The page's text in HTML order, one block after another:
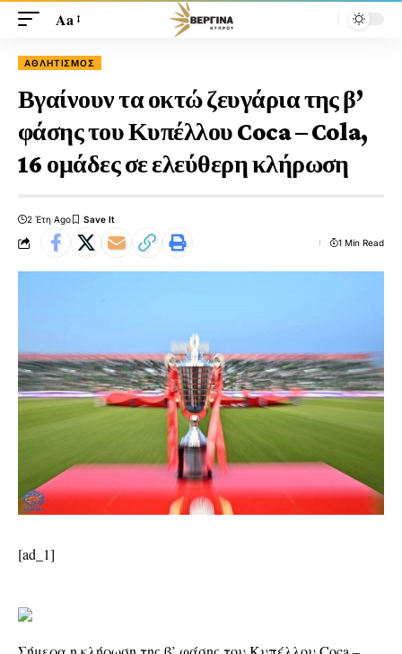
Aa
ΑΘΛΗΤΙΣΜΌΣ
Βγαίνουν τα οκτώ ζευγάρια της β’
φάσης του Κυπέλλου Coca – Cola,
16 ομάδες σε ελεύθερη κλήρωση
2 Έτη Ago
1 Min Read
[ad_1]